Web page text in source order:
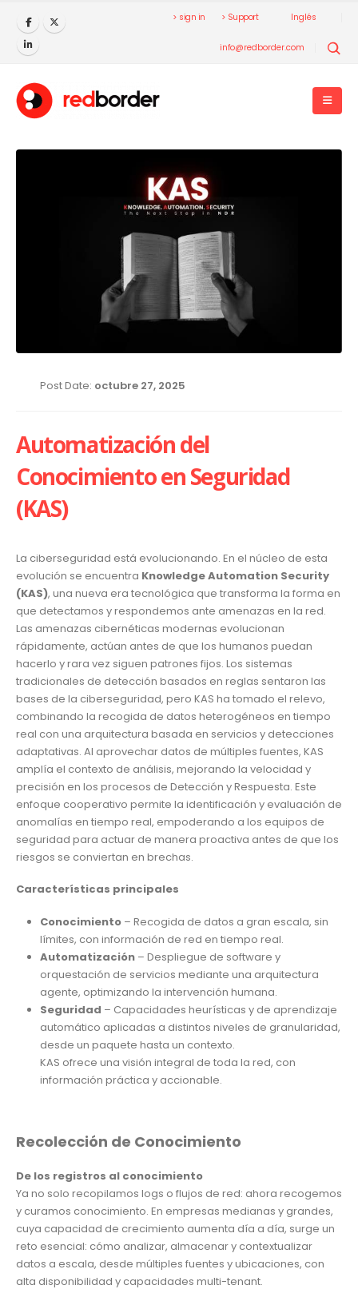
> sign in > Support Inglés
info@redborder.com
Post Date: octubre 27, 2025
Automatización del
Conocimiento en Seguridad
(KAS)
La ciberseguridad está evolucionando. En el núcleo de esta
evolución se encuentra Knowledge Automation Security
(KAS), una nueva era tecnológica que transforma la forma en
que detectamos y respondemos ante amenazas en la red.
Las amenazas cibernéticas modernas evolucionan
rápidamente, actúan antes de que los humanos puedan
hacerlo y rara vez siguen patrones fijos. Los sistemas
tradicionales de detección basados en reglas sentaron las
bases de la ciberseguridad, pero KAS ha tomado el relevo,
combinando la recogida de datos heterogéneos en tiempo
real con una arquitectura basada en servicios y detecciones
adaptativas. Al aprovechar datos de múltiples fuentes, KAS
amplía el contexto de análisis, mejorando la velocidad y
precisión en los procesos de Detección y Respuesta. Este
enfoque cooperativo permite la identificación y evaluación de
anomalías en tiempo real, empoderando a los equipos de
seguridad para actuar de manera proactiva antes de que los
riesgos se conviertan en brechas.
Características principales
Conocimiento– Recogida de datos a gran escala, sin
límites, con información de red en tiempo real.
Automatización– Despliegue de software y
orquestación de servicios mediante una arquitectura
agente, optimizando la intervención humana.
Seguridad – Capacidades heurísticas y de aprendizaje
automático aplicadas a distintos niveles de granularidad,
desde un paquete hasta un contexto.
KAS ofrece una visión integral de toda la red, con
información práctica y accionable.
Recolección de Conocimiento
De los registros al conocimiento
Ya no solo recopilamos logs o flujos de red: ahora recogemos
y curamos conocimiento. En empresas medianas y grandes,
cuya capacidad de crecimiento aumenta día a día, surge un
reto esencial: cómo analizar, almacenar y contextualizar
datos a escala, desde múltiples fuentes y ubicaciones, con
alta disponibilidad y capacidades multi-tenant.